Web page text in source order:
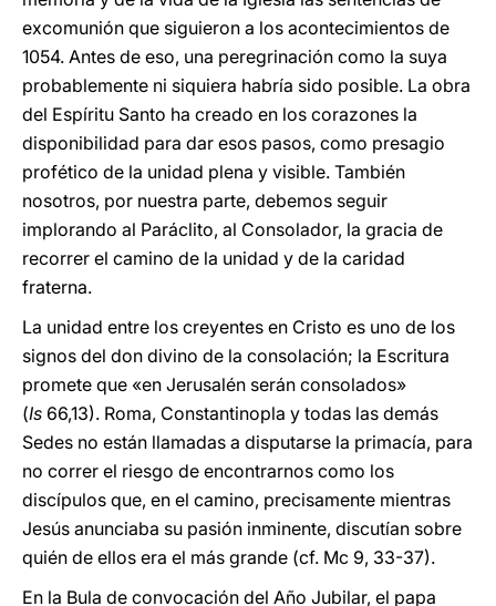
excomunión que siguieron a los acontecimientos de
1054. Antes de eso, una peregrinación como la suya
probablemente ni siquiera habría sido posible. La obra
del Espíritu Santo ha creado en los corazones la
disponibilidad para dar esos pasos, como presagio
profético de la unidad plena y visible. También
nosotros, por nuestra parte, debemos seguir
implorando al Paráclito, al Consolador, la gracia de
recorrer el camino de la unidad y de la caridad
fraterna.
La unidad entre los creyentes en Cristo es uno de los
signos del don divino de la consolación; la Escritura
promete que «en Jerusalén serán consolados»
(Is 66,13). Roma, Constantinopla y todas las demás
Sedes no están llamadas a disputarse la primacía, para
no correr el riesgo de encontrarnos como los
discípulos que, en el camino, precisamente mientras
Jesús anunciaba su pasión inminente, discutían sobre
quién de ellos era el más grande (cf. Mc 9, 33-37).
En la Bula de convocación del Año Jubilar, el papa